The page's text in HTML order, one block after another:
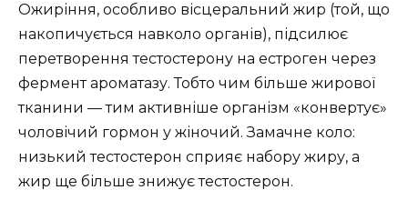
Ожиріння, особливо вісцеральний жир (той, що
накопичується навколо органів), підсилює
перетворення тестостерону на естроген через
фермент ароматазу. Тобто чим більше жирової
тканини — тим активніше організм «конвертує»
чоловічий гормон у жіночий. Замачне коло:
низький тестостерон сприяє набору жиру, а
жир ще більше знижує тестостерон.